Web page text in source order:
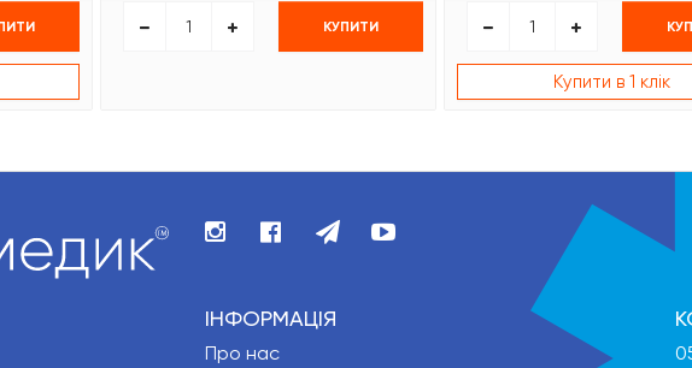
КУПИТИ
Купити в 1 клік
ІНФОРМАЦІЯ
Про нас